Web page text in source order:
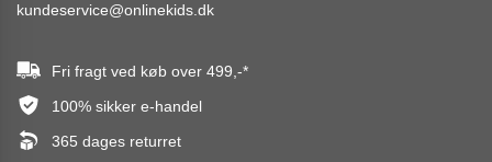
kundeservice@onlinekids.dk
Fri fragt ved køb over 499,-*
100% sikker e-handel
365 dages returret